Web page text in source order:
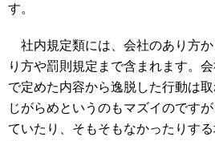
す。
社内規定類には、会社のあり方
り方や罰則規定まで含まれます。
で定めた内容から逸脱した行動は
じがらめというのもマズイのです
ていたり、そもそもなかったりす